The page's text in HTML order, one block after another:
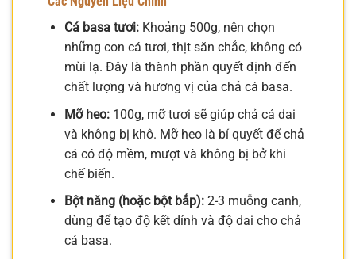
Cá basa tươi:Khoảng 500g, nên chọn
những con cá tươi, thịt săn chắc, không có
mùi lạ. Đây là thành phần quyết định đến
chất lượng và hương vị của chả cá basa.
Mỡ heo:100g, mỡ tươi sẽ giúp chả cá dai
và không bị khô. Mỡ heo là bí quyết để chả
cá có độ mềm, mượt và không bị bở khi
chế biến.
Bột năng (hoặc bột bắp):2-3 muỗng canh,
dùng để tạo độ kết dính và độ dai cho chả
cá basa.